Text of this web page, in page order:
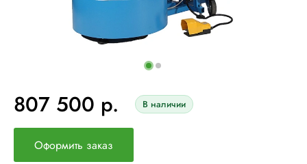
807 500 р. В наличии
Оформить заказ